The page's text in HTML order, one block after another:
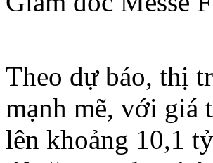
Theo dự báo, thị
mạnh mẽ, với giá
lên khoảng 10,1